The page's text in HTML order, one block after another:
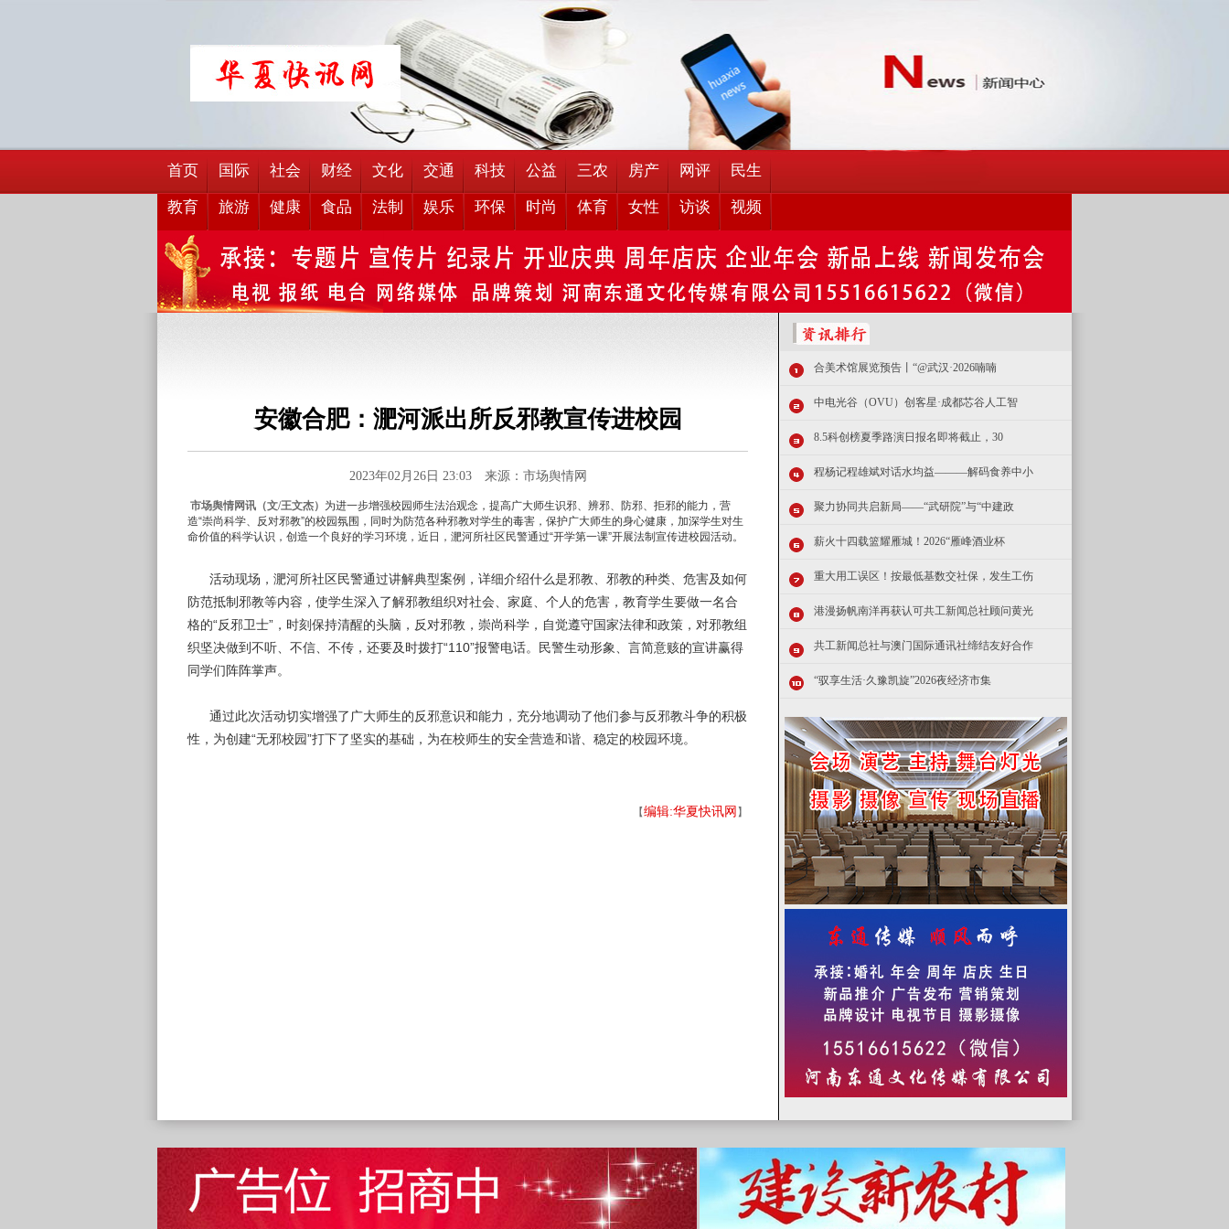
首页 国际 社会 财经 文化 交通 科技 公益 三农 房产 网评 民生
教育 旅游 健康 食品 法制 娱乐 环保 时尚 体育 女性 访谈 视频
安徽合肥：淝河派出所反邪教宣传进校园
2023年02月26日 23:03 来源：市场舆情网
市场舆情网讯（文/王文杰） 为进一步增强校园师生法治观念，提高广大师生识邪、辨邪、防邪、拒邪的能力，营
造“崇尚科学、反对邪教”的校园氛围，同时为防范各种邪教对学生的毒害，保护广大师生的身心健康，加深学生对生
命价值的科学认识，创造一个良好的学习环境，近日，淝河所社区民警通过“开学第一课”开展法制宣传进校园活动。
活动现场，淝河所社区民警通过讲解典型案例，详细介绍什么是邪教、邪教的种类、危害及如何
防范抵制邪教等内容，使学生深入了解邪教组织对社会、家庭、个人的危害，教育学生要做一名合
格的“反邪卫士”，时刻保持清醒的头脑，反对邪教，崇尚科学，自觉遵守国家法律和政策，对邪教组
织坚决做到不听、不信、不传，还要及时拨打“110”报警电话。民警生动形象、言简意赅的宣讲赢得
同学们阵阵掌声。
通过此次活动切实增强了广大师生的反邪意识和能力，充分地调动了他们参与反邪教斗争的积极
性，为创建“无邪校园”打下了坚实的基础，为在校师生的安全营造和谐、稳定的校园环境。
【编辑:华夏快讯网 】
合美术馆展览预告丨“@武汉·2026喃喃
中电光谷（OVU）创客星·成都芯谷人工智
8.5科创榜夏季路演日报名即将截止，30
程杨记程雄斌对话水均益———解码食养中小
聚力协同共启新局——“武研院”与“中建政
薪火十四载篮耀雁城！2026“雁峰酒业杯
重大用工误区！按最低基数交社保，发生工伤
港漫扬帆南洋再获认可共工新闻总社顾问黄光
共工新闻总社与澳门国际通讯社缔结友好合作
“驭享生活·久豫凯旋”2026夜经济市集